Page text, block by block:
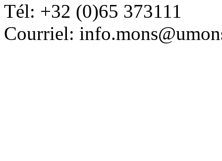
Tél: +32 (0)65 373111
Courriel: